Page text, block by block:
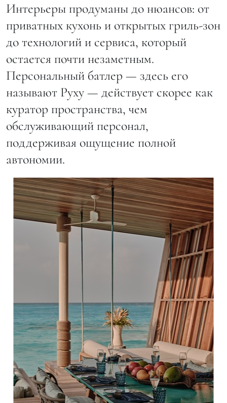
Интерьеры продуманы до нюансов: от
приватных кухонь и открытых гриль-зон
до технологий и сервиса, который
остается почти незаметным.
Персональный батлер — здесь его
называют Руху — действует скорее как
куратор пространства, чем
обслуживающий персонал,
поддерживая ощущение полной
автономии.